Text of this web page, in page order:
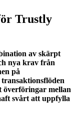
Trustly
av skärpt
nya krav från
på
överföringar mellan
svårt att uppfylla